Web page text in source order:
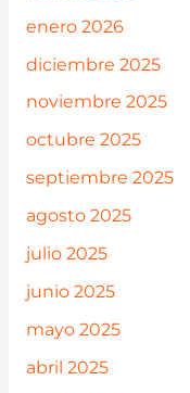
enero 2026
diciembre 2025
noviembre 2025
octubre 2025
septiembre 2025
agosto 2025
julio 2025
junio 2025
mayo 2025
abril 2025